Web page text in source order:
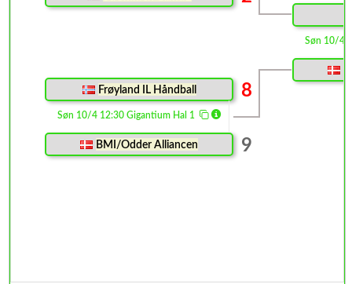
Frøyland IL Håndball 8
Søn 10/4 12:30 Gigantium Hal 1
BMI/Odder Alliancen 9
Søn 10/4